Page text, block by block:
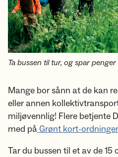
Ta bussen til tur, og spar
Mange bor sånn at de kan
eller annen
miljøvennlig! Flere betjente
med på Grønt kort-
Tar du bussen til et av de